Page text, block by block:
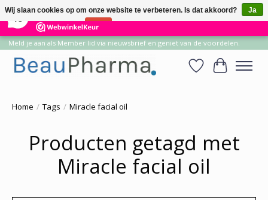
14 Reviews ×
Meld je aan als Member lid via nieuwsbrief en geniet van de voordelen.
Verlanglijst
Home / Tags / Miracle facial oil
Producten getagd met
Miracle facial oil
Wij slaan cookies op om onze website te verbeteren. Is dat akkoord?
Ja
Nee